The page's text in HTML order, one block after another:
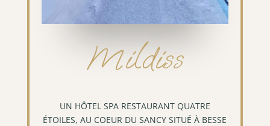
Mildiss
UN HÔTEL SPA RESTAURANT QUATRE
ÉTOILES, AU COEUR DU SANCY SITUÉ À BESSE